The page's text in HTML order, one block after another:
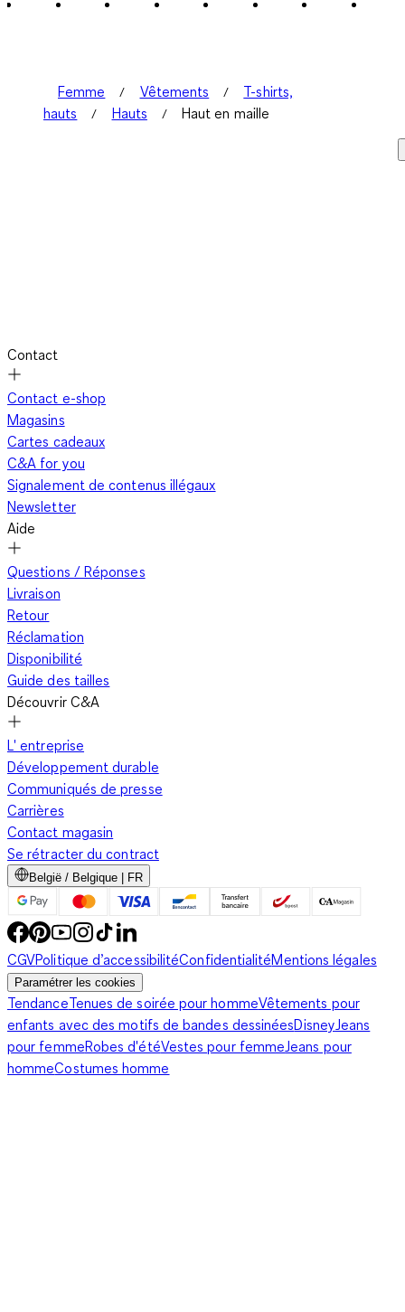
Femme Vêtements
T-shirts,
hauts
Hauts Haut en maille
Contact
Contact e-shop
Magasins
Cartes cadeaux
C&A for you
Signalement de contenus illégaux
Newsletter
Aide
Questions / Réponses
Livraison
Retour
Réclamation
Disponibilité
Guide des tailles
Découvrir C&A
L' entreprise
Développement durable
Communiqués de presse
Carrières
Contact magasin
Se rétracter du contract
België / Belgique | FR
CGVPolitique d’accessibilitéConfidentialitéMentions légales
Paramétrer les cookies
TendanceTenues de soirée pour hommeVêtements pour
enfants avec des motifs de bandes dessinéesDisneyJeans
pour femmeRobes d'étéVestes pour femmeJeans pour
hommeCostumes homme